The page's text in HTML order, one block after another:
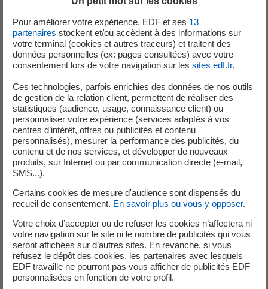
La réalisation de ce sentier est le fruit de l’engagement
d’EDF auprès du Syndicat Mixte d’Aménagement
Hydraulique de la Haute Vallée de l’Aude, avec la
participation du Conseil Général des Pyrénées-Orientales,
pour valoriser les zones humides du bassin versant de
Ce nouveau sentier s’inscrit dans le prolongement des
sentiers botanique et ornithologique dédiés à
l’observation, déjà implantés près de la retenue de
Puyvalador.
Un Observatoire ornithologique en rive droite et ses
sentiers pédagogiques et ludiques jalonnés de panneaux
sur la découverte de l’ornithologie et la protection des
espèces avaient déjà fait l’objet de partenariats
précédents.
Au cœur d’une Zone Naturelle d’Intérêt Écologique
Faunistique et Floristique, les visiteurs qui emprunteront
ces sentiers seront accompagnés d’une centaine
Pour améliorer votre expérience, EDF et ses 13
partenaires stockent et/ou accèdent à des informations sur
votre terminal (cookies et autres traceurs) et traitent des
données personnelles (ex: pages consultées) avec votre
consentement lors de votre navigation sur les sites edf.fr.
Ces technologies, parfois enrichies des données de nos outils
de gestion de la relation client, permettent de réaliser des
statistiques (audience, usage, connaissance client) ou
personnaliser votre expérience (services adaptés à vos
centres d’intérêt, offres ou publicités et contenu
personnalisés), mesurer la performance des publicités, du
contenu et de nos services, et développer de nouveaux
produits, sur Internet ou par communication directe (e-mail,
SMS...).
Certains cookies de mesure d'audience sont dispensés du
recueil de consentement. En savoir plus ou vous y opposer.
Votre choix d’accepter ou de refuser les cookies n’affectera ni
votre navigation sur le site ni le nombre de publicités qui vous
seront affichées sur d’autres sites. En revanche, si vous
refusez le dépôt des cookies, les partenaires avec lesquels
EDF travaille ne pourront pas vous afficher de publicités EDF
personnalisées en fonction de votre profil.